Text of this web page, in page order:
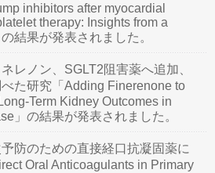
inhibitors after myocardial
therapy: Insights from a
結果が発表されました。
レノン、SGLT2阻害薬へ追加、
た研究「Adding Finerenone to
Term Kidney Outcomes in
」の結果が発表されました。
防のための直接経口抗凝固薬に
Oral Anticoagulants in Primary